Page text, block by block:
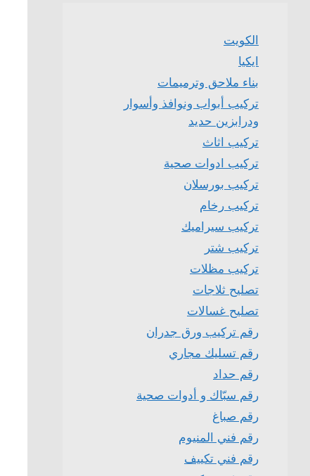
الكويت
ايكيا
بناء ملاحق وترميمات
تركيب أبواب ونوافذ وأسوار
ودرابزين حديد
تركيب اثاث
تركيب ادوات صحية
تركيب بورسلان
تركيب رخام
تركيب سيراميك
تركيب شتر
تركيب مظلات
تصليح ثلاجات
تصليح غسالات
رقم تركيب ورق جدران
رقم تسليك مجاري
رقم حداد
رقم سبّاك و أدوات صحية
رقم صباغ
رقم فني المنيوم
رقم فني تكييف